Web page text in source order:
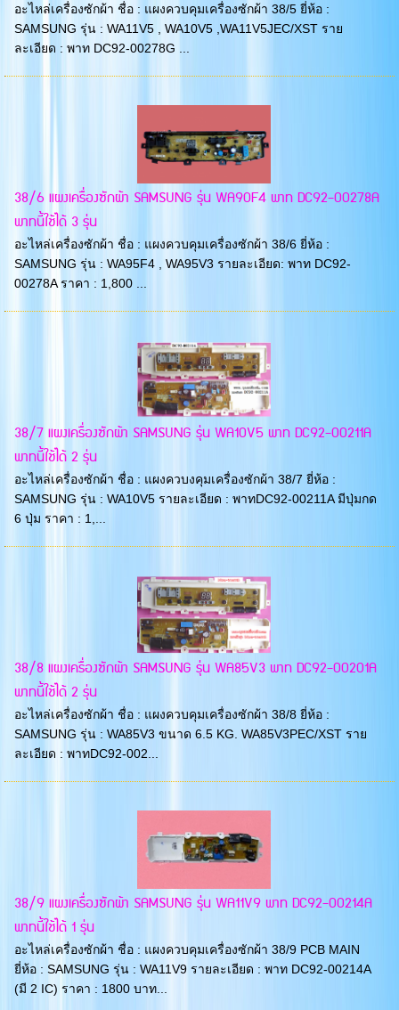
อะไหล่เครื่องซักผ้า ชื่อ : แผงควบคุมเครื่องซักผ้า 38/5 ยี่ห้อ :
SAMSUNG รุ่น : WA11V5 , WA10V5 ,WA11V5JEC/XST ราย
ละเอียด : พาท DC92-00278G ...
38/6 แผงเครื่องซักผ้า SAMSUNG รุ่น WA90F4 พาท DC92-00278A
พาทนี้ใช้ได้ 3 รุ่น
อะไหล่เครื่องซักผ้า ชื่อ : แผงควบคุมเครื่องซักผ้า 38/6 ยี่ห้อ :
SAMSUNG รุ่น : WA95F4 , WA95V3 รายละเอียด: พาท DC92-
00278A ราคา : 1,800 ...
38/7 แผงเครื่องซักผ้า SAMSUNG รุ่น WA10V5 พาท DC92-00211A
พาทนี้ใช้ได้ 2 รุ่น
อะไหล่เครื่องซักผ้า ชื่อ : แผงควบงคุมเครื่องซักผ้า 38/7 ยี่ห้อ :
SAMSUNG รุ่น : WA10V5 รายละเอียด : พาทDC92-00211A มีปุ่มกด
6 ปุ่ม ราคา : 1,...
38/8 แผงเครื่องซักผ้า SAMSUNG รุ่น WA85V3 พาท DC92-00201A
พาทนี้ใช้ได้ 2 รุ่น
อะไหล่เครื่องซักผ้า ชื่อ : แผงควบคุมเครื่องซักผ้า 38/8 ยี่ห้อ :
SAMSUNG รุ่น : WA85V3 ขนาด 6.5 KG. WA85V3PEC/XST ราย
ละเอียด : พาทDC92-002...
38/9 แผงเครื่องซักผ้า SAMSUNG รุ่น WA11V9 พาท DC92-00214A
พาทนี้ใช้ได้ 1 รุ่น
อะไหล่เครื่องซักผ้า ชื่อ : แผงควบคุมเครื่องซักผ้า 38/9 PCB MAIN
ยี่ห้อ : SAMSUNG รุ่น : WA11V9 รายละเอียด : พาท DC92-00214A
(มี 2 IC) ราคา : 1800 บาท...